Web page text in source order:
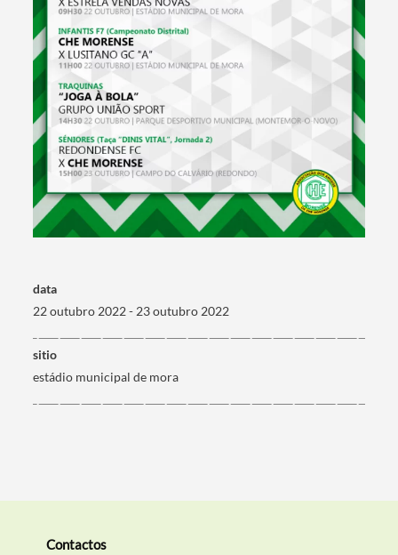
Termo de Pesquisa
data
22 outubro 2022 - 23 outubro 2022
sitio
estádio municipal de mora
Contactos